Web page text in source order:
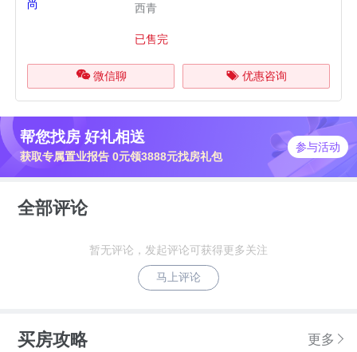
西青
已售完
微信聊 优惠咨询
帮您找房 好礼相送
获取专属置业报告 0元领3888元找房礼包
参与活动
全部评论
暂无评论，发起评论可获得更多关注
马上评论
买房攻略 更多